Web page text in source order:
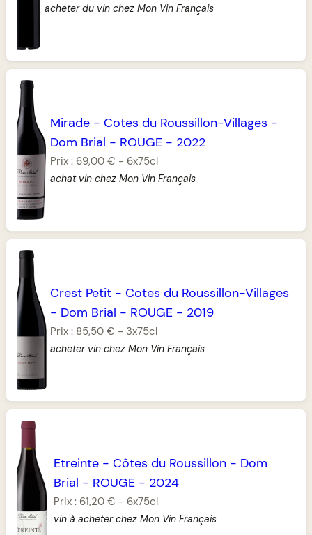
acheter du vin chez Mon Vin Français
Mirade - Cotes du Roussillon-Villages -
Dom Brial - ROUGE - 2022
Prix : 69,00 € - 6x75cl
achat vin chez Mon Vin Français
Crest Petit- Cotes du Roussillon-Villages
- Dom Brial - ROUGE- 2019
Prix : 85,50 € - 3x75cl
acheter vin chez Mon Vin Français
Etreinte- Côtes du Roussillon- Dom
Brial - ROUGE- 2024
Prix : 61,20 € - 6x75cl
vin à acheter chez Mon Vin Français